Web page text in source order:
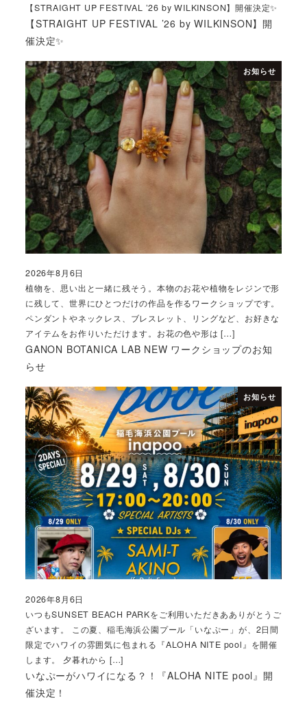
【STRAIGHT UP FESTIVAL ’26 by WILKINSON】開
催決定✨
【STRAIGHT UP FESTIVAL ’26 by WILKINSON】開催決定✨
お知らせ
GANON BOTANICA LAB NEW ワークショップのお知
らせ
植物を、思い出と一緒に残そう。本物のお花や植物をレジンで形
に残して、世界にひとつだけの作品を作るワークショップです。
ペンダントやネックレス、ブレスレット、リングなど、お好きな
アイテムをお作りいただけます。お花の色や形は […]
投稿日
2026年8月6日
お知らせ
いなぷーがハワイになる？！『ALOHA NITE pool』開
催決定！
いつもSUNSET BEACH PARKをご利用いただきあありがとうご
ざいます。 この夏、稲毛海浜公園プール「いなぷー」が、2日間
限定でハワイの雰囲気に包まれる『ALOHA NITE pool』を開催
します。 夕暮れから […]
投稿日
2026年8月6日